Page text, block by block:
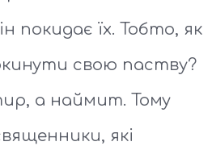
покидає їх. Тобто, як
свою паству?
а наймит. Тому
які